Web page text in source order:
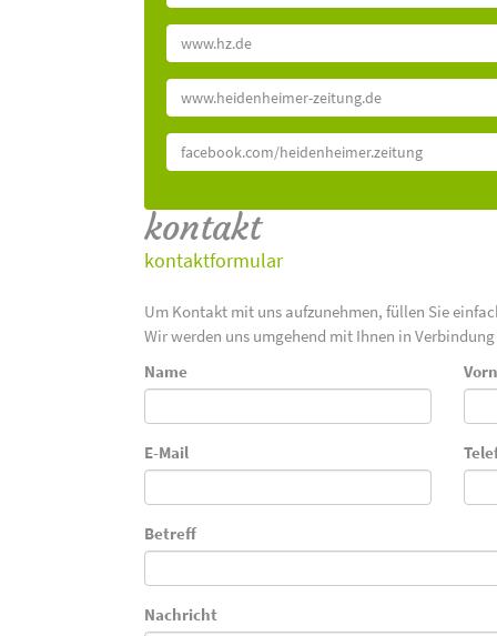
www.hz.de
www.heidenheimer-zeitung.de
facebook.com/heidenheimer.zeitung
kontakt
kontaktformular
Um Kontakt mit uns aufzunehmen, füllen Sie
Wir werden uns umgehend mit Ihnen in
Name
E-Mail
Betreff
Nachricht